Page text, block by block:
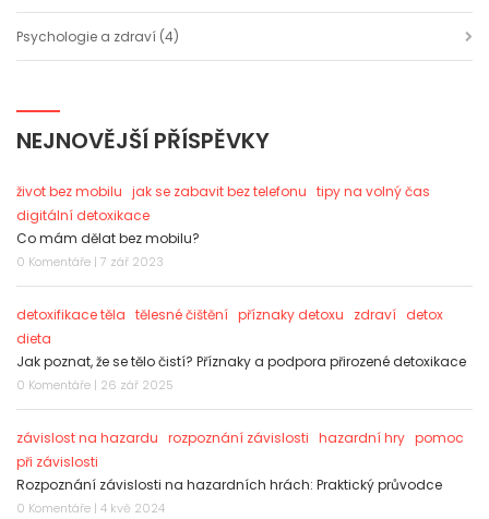
Psychologie a zdraví (4)
NEJNOVĚJŠÍ PŘÍSPĚVKY
život bez mobilu jak se zabavit bez telefonu tipy na volný čas
digitální detoxikace
Co mám dělat bez mobilu?
0 Komentáře | 7 zář 2023
detoxifikace těla tělesné čištění příznaky detoxu zdraví detox
dieta
Jak poznat, že se tělo čistí? Příznaky a podpora přirozené detoxikace
0 Komentáře | 26 zář 2025
závislost na hazardu rozpoznání závislosti hazardní hry pomoc
při závislosti
Rozpoznání závislosti na hazardních hrách: Praktický průvodce
0 Komentáře | 4 kvě 2024